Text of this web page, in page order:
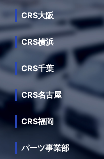
CRS大阪
CRS横浜
CRS千葉
CRS名古屋
CRS福岡
パーツ事業部